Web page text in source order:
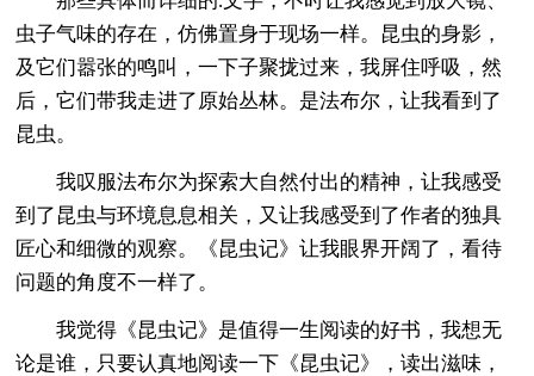
虫子气味的存在，仿佛置身于现场一样。昆虫的身影，
及它们嚣张的鸣叫，一下子聚拢过来，我屏住呼吸，然
后，它们带我走进了原始丛林。是法布尔，让我看到了
昆虫。
我叹服法布尔为探索大自然付出的精神，让我感受
到了昆虫与环境息息相关，又让我感受到了作者的独具
匠心和细微的观察。《昆虫记》让我眼界开阔了，看待
问题的角度不一样了。
我觉得《昆虫记》是值得一生阅读的好书，我想无
论是谁，只要认真地阅读一下《昆虫记》，读出滋味，